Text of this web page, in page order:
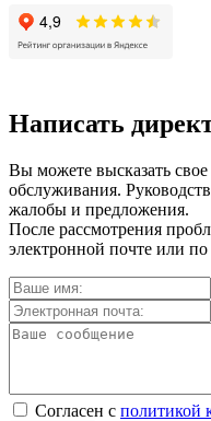
Написать
Вы можете высказать
обслуживания.
жалобы и предложения.
После рассмотрения
электронной почте или по
Согласен с политикой